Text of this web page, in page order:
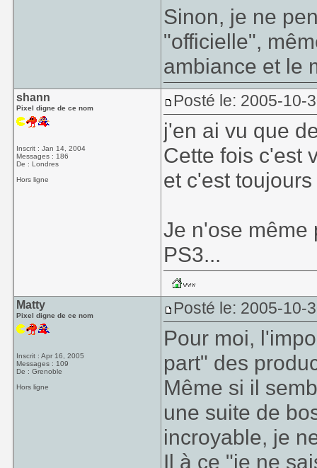
Sinon, je ne
"officielle",
ambiance et le
shann
Pixel digne de ce nom
Inscrit : Jan 14, 2004
Messages : 186
De : Londres
Hors ligne
Posté le: 2005-10-
j'en ai vu que
Cette fois c'est
et c'est
Je n'ose même
PS3...
Matty
Pixel digne de ce nom
Inscrit : Apr 16, 2005
Messages : 109
De : Grenoble
Hors ligne
Posté le: 2005-10-
Pour moi,
part" des
Même si il
une suite de
incroyable, je
Il à ce "je ne